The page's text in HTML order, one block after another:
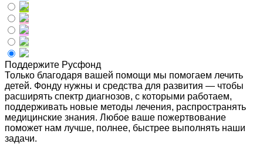
Поддержите Русфонд
Только благодаря вашей помощи мы помогаем лечить
детей. Фонду нужны и средства для развития — чтобы
расширять спектр диагнозов, с которыми работаем,
поддерживать новые методы лечения, распространять
медицинские знания. Любое ваше пожертвование
поможет нам лучше, полнее, быстрее выполнять наши
задачи.